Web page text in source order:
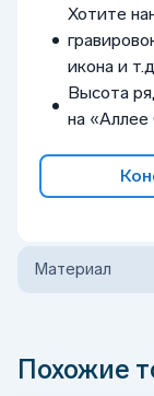
Хотите
икона и
Высота
на «Аллее
Материал
Похожие